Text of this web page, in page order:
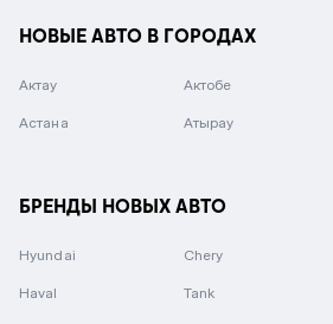
НОВЫЕ АВТО В ГОРОДАХ
Актау Актобе
Астана Атырау
БРЕНДЫ НОВЫХ АВТО
Hyundai Chery
Haval Tank